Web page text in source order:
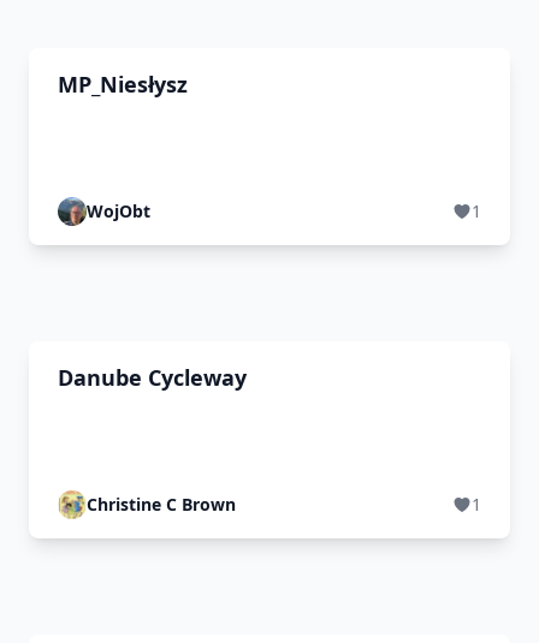
MP_Niesłysz
WojObt 1
Danube Cycleway
Christine C Brown 1